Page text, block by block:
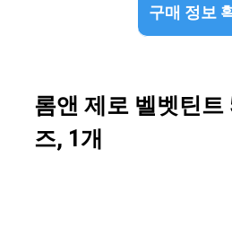
구매 정보
롬앤 제로 벨벳틴트
즈, 1개